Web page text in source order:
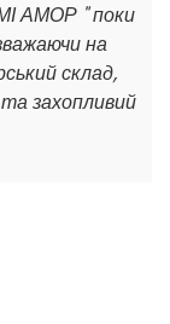
АМОР " поки
на
склад,
захопливий